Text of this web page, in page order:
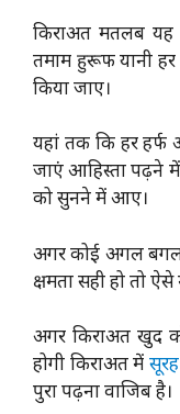
किराअत मतलब
तमाम हुरूफ यानी
किया जाए।
यहां तक कि हर
जाएं आहिस्ता पढ़ने
को सुनने में आए।
अगर कोई अगल बगल
क्षमता सही हो तो
अगर किराअत खुद
होगी किराअत में
पुरा पढ़ना वाजिब है।